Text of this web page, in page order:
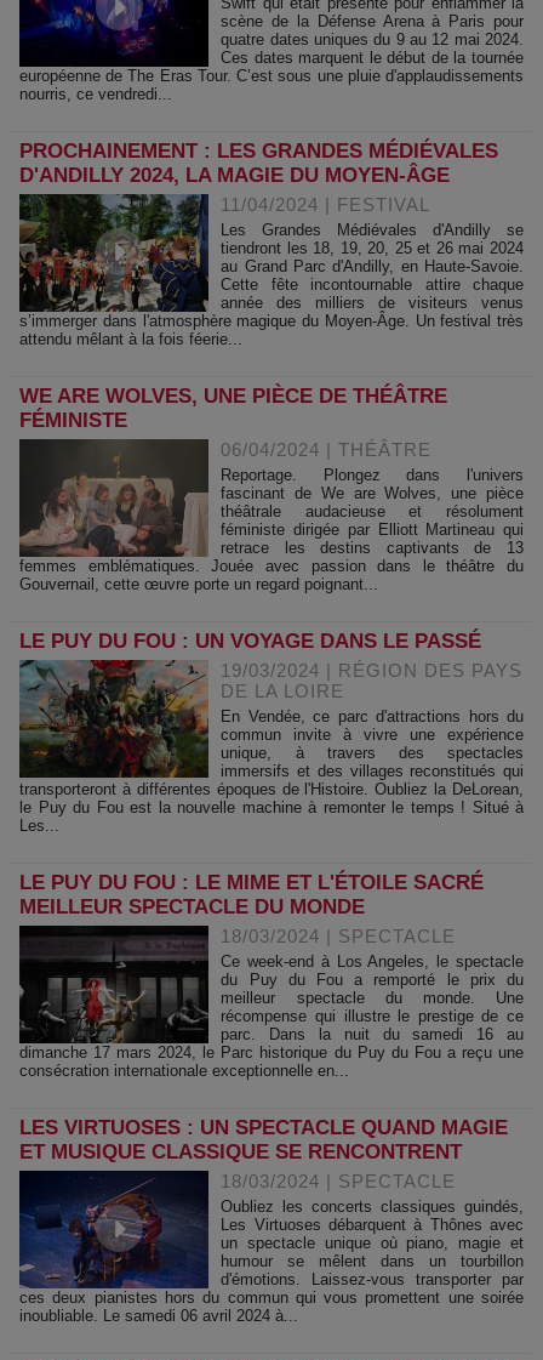
scène de la Défense Arena à Paris pour
quatre dates uniques du 9 au 12 mai 2024.
Ces dates marquent le début de la tournée
européenne de The Eras Tour. C’est sous une pluie d'applaudissements
nourris, ce vendredi...
PROCHAINEMENT : LES GRANDES MÉDIÉVALES
D'ANDILLY 2024, LA MAGIE DU MOYEN-ÂGE
11/04/2024 | FESTIVAL
Les Grandes Médiévales d'Andilly se
tiendront les 18, 19, 20, 25 et 26 mai 2024
au Grand Parc d'Andilly, en Haute-Savoie.
Cette fête incontournable attire chaque
année des milliers de visiteurs venus
s’immerger dans l'atmosphère magique du Moyen-Âge. Un festival très
attendu mêlant à la fois féerie...
WE ARE WOLVES, UNE PIÈCE DE THÉÂTRE
FÉMINISTE
06/04/2024 |THÉÂTRE
Reportage. Plongez dans l'univers
fascinant de We are Wolves, une pièce
théâtrale audacieuse et résolument
féministe dirigée par Elliott Martineau qui
retrace les destins captivants de 13
femmes emblématiques. Jouée avec passion dans le théâtre du
Gouvernail, cette œuvre porte un regard poignant...
LE PUY DU FOU : UN VOYAGE DANS LE PASSÉ
19/03/2024 | RÉGION DES PAYS
DE LA LOIRE
En Vendée, ce parc d'attractions hors du
commun invite à vivre une expérience
unique, à travers des spectacles
immersifs et des villages reconstitués qui
transporteront à différentes époques de l'Histoire. Oubliez la DeLorean,
le Puy du Fou est la nouvelle machine à remonter le temps ! Situé à
Les...
LE PUY DU FOU : LE MIME ET L'ÉTOILE SACRÉ
MEILLEUR SPECTACLE DU MONDE
18/03/2024 | SPECTACLE
Ce week-end à Los Angeles, le spectacle
du Puy du Fou a remporté le prix du
meilleur spectacle du monde. Une
récompense qui illustre le prestige de ce
parc. Dans la nuit du samedi 16 au
dimanche 17 mars 2024, le Parc historique du Puy du Fou a reçu une
consécration internationale exceptionnelle en...
LES VIRTUOSES : UN SPECTACLE QUAND MAGIE
ET MUSIQUE CLASSIQUE SE RENCONTRENT
18/03/2024 | SPECTACLE
Oubliez les concerts classiques guindés,
Les Virtuoses débarquent à Thônes avec
un spectacle unique où piano, magie et
humour se mêlent dans un tourbillon
d'émotions. Laissez-vous transporter par
ces deux pianistes hors du commun qui vous promettent une soirée
inoubliable. Le samedi 06 avril 2024 à...